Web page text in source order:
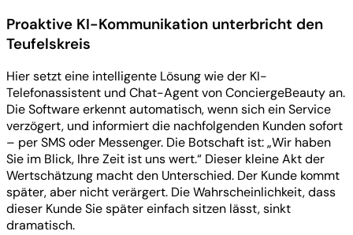
Proaktive KI-Kommunikation unterbricht den
Teufelskreis
Hier setzt eine intelligente Lösung wie der KI-
Telefonassistent und Chat-Agent von ConciergeBeauty an.
Die Software erkennt automatisch, wenn sich ein Service
verzögert, und informiert die nachfolgenden Kunden sofort
– per SMS oder Messenger. Die Botschaft ist: „Wir haben
Sie im Blick, Ihre Zeit ist uns wert.“ Dieser kleine Akt der
Wertschätzung macht den Unterschied. Der Kunde kommt
später, aber nicht verärgert. Die Wahrscheinlichkeit, dass
dieser Kunde Sie später einfach sitzen lässt, sinkt
dramatisch.